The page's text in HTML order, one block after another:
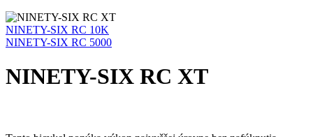
NINETY-SIX RC 10K
NINETY-SIX RC 5000
NINETY-SIX RC XT